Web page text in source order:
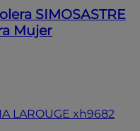
SIMOSASTRE
Mujer